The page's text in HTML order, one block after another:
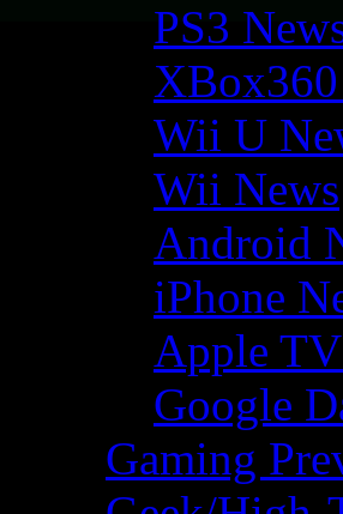
PS3
Wii U
Wii News
Android
iPhone
Apple
Google
Gaming